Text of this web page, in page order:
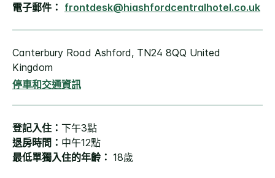
電子郵件： frontdesk@hiashfordcentralhotel.co.uk
Canterbury Road Ashford, TN24 8QQ United
Kingdom
停車和交通資訊
登記入住： 下午3點
退房時間： 中午12點
最低單獨入住的年齡： 18歲